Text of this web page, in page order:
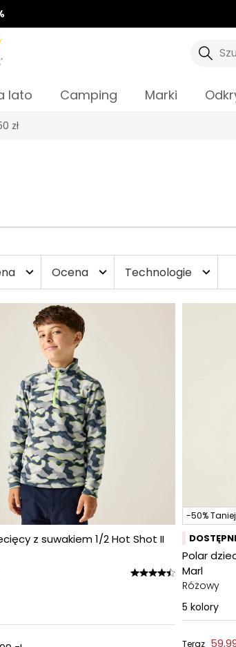
lato Camping Marki
expand_more Ocena expand_more Technologie expand_more
z suwakiem 1/2 Hot Shot II
-50% Taniej
Polar
Marl
Różowy
5 kolory
Teraz